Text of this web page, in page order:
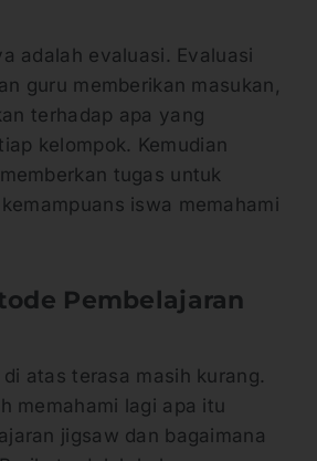
adalah evaluasi. Evaluasi
guru memberikan masukan,
terhadap apa yang
kelompok. Kemudian
tugas untuk
iswa memahami
Pembelajaran
atas terasa masih kurang.
memahami lagi apa itu
jigsaw dan bagaimana